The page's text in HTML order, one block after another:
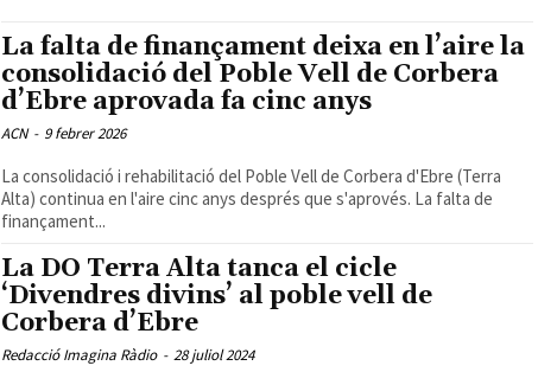
La falta de finançament deixa en l’aire la
consolidació del Poble Vell de Corbera
d’Ebre aprovada fa cinc anys
ACN - 9 febrer 2026
La consolidació i rehabilitació del Poble Vell de Corbera d'Ebre (Terra
Alta) continua en l'aire cinc anys després que s'aprovés. La falta de
finançament...
La DO Terra Alta tanca el cicle
‘Divendres divins’ al poble vell de
Corbera d’Ebre
Redacció Imagina Ràdio - 28 juliol 2024